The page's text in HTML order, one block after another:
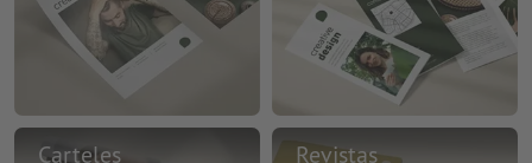
Carteles Revistas